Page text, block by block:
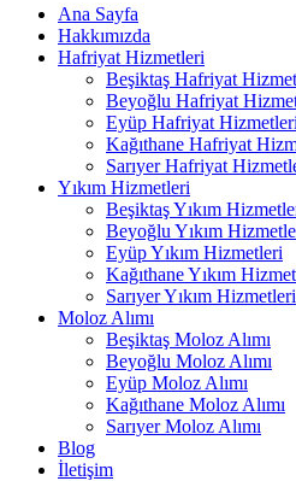
Ana Sayfa
Hakkımızda
Hafriyat Hizmetleri
Beşiktaş Hafriyat
Beyoğlu Hafriyat
Eyüp Hafriyat Hizmetleri
Kağıthane Hafriyat
Sarıyer Hafriyat
Yıkım Hizmetleri
Beşiktaş Yıkım
Beyoğlu Yıkım
Eyüp Yıkım Hizmetleri
Kağıthane Yıkım
Sarıyer Yıkım Hizmetleri
Moloz Alımı
Beşiktaş Moloz Alımı
Beyoğlu Moloz Alımı
Eyüp Moloz Alımı
Kağıthane Moloz Alımı
Sarıyer Moloz Alımı
Blog
İletişim